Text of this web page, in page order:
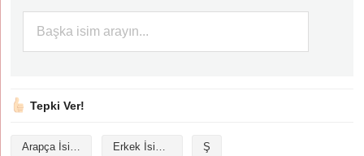
Tepki Ver!
Arapça İsimler Erkek İsimleri Ş